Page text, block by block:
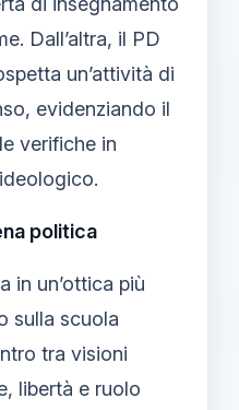
Dall’altra, il PD
un’attività di
evidenziando il
verifiche in
politica
in un’ottica più
sulla scuola
tra visioni
libertà e ruolo